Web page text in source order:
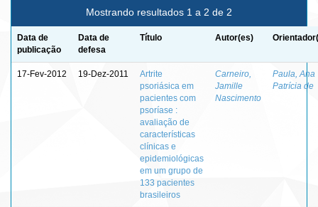
Mostrando resultados 1 a 2 de 2
Data de
publicação
Data de
defesa
Título Autor(es)
17-Fev-2012 19-Dez-2011
Artrite
psoriásica em
pacientes com
psoríase :
avaliação de
características
clínicas e
epidemiológicas
em um grupo de
133 pacientes
brasileiros
Carneiro,
Jamille
Nascimento
Paula, Ana
Patrícia de